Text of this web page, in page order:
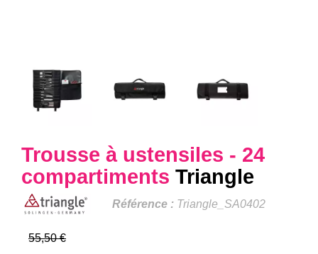
Trousse à ustensiles - 24
compartiments Triangle
Référence : Triangle_SA0402
55,50 €